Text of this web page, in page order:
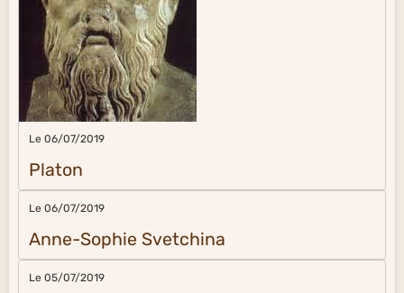
Le 06/07/2019
Platon
Le 06/07/2019
Anne-Sophie Svetchina
Le 05/07/2019